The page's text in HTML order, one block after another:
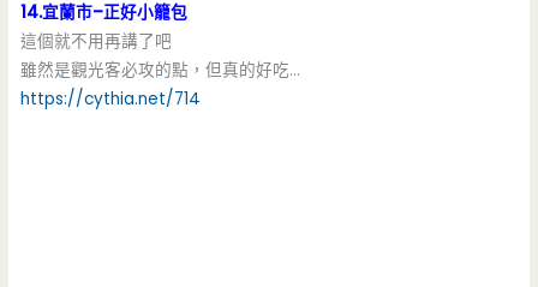
14.宜蘭市–正好小籠包
這個就不用再講了吧
雖然是觀光客必攻的點，但真的好吃…
https://cythia.net/714